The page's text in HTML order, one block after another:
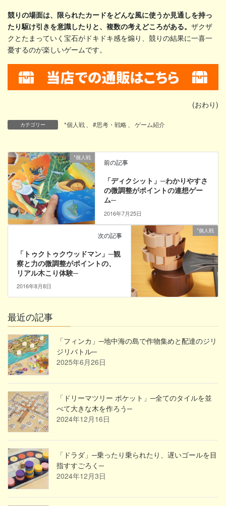
競りの場面は、限られたカードをどんな風に使うか見通しを持っ
たり駆け引きを意識したりと、複数の考えどころがある。 ザクザ
クとたまっていく宝石がドキドキ感を煽り、競りの結果に一喜一
憂するのが楽しいゲームです。
(おわり)
カテゴリー *個人戦、 #思考・戦略、 ゲーム紹介
*個人戦
前の記事
「ディクシット」─わかりやすさ
の微調整がポイントの連想ゲー
ム─
2016年7月25日
*個人戦
次の記事
「トゥクトゥクウッドマン」─観
察と力の微調整がポイントの、
リアル木こり体験─
2016年8月8日
最近の記事
「フィンカ」─地中海の島で作物集めと配達のジリ
ジリバトル─
2025年6月26日
「ドリーマツリー ポケット」─全てのタイルを並
べて大きな木を作ろう─
2024年12月16日
「ドラダ」─乗ったり乗られたり、遅いゴールを目
指すすごろく─
2024年12月3日